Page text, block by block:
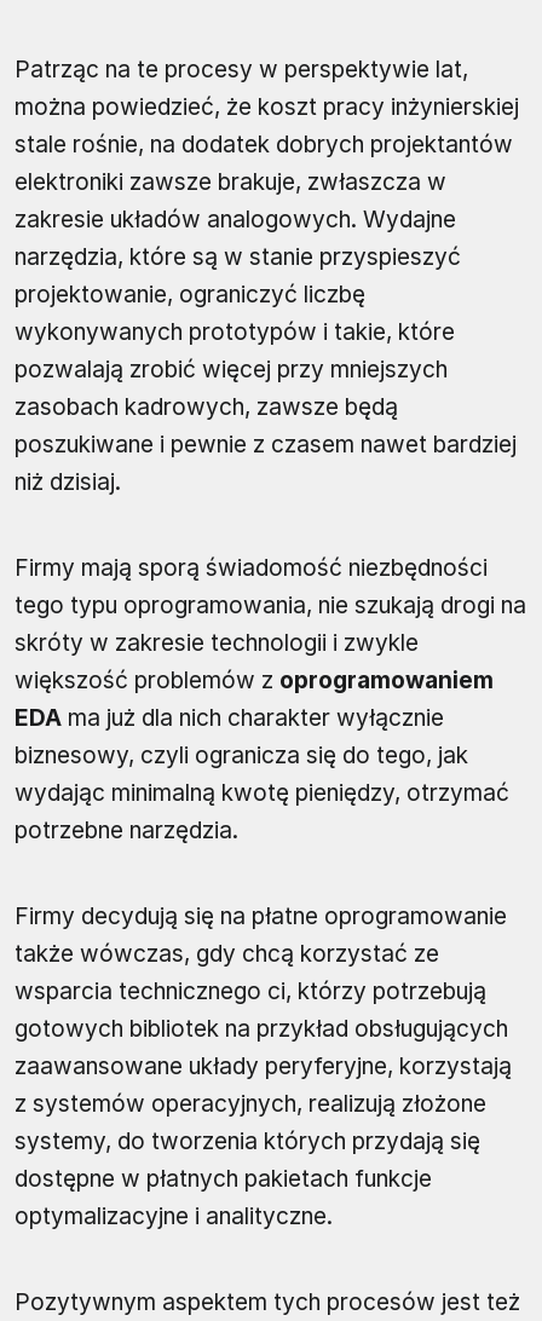
Patrząc na te procesy w perspektywie lat,
można powiedzieć, że koszt pracy inżynierskiej
stale rośnie, na dodatek dobrych projektantów
elektroniki zawsze brakuje, zwłaszcza w
zakresie układów analogowych. Wydajne
narzędzia, które są w stanie przyspieszyć
projektowanie, ograniczyć liczbę
wykonywanych prototypów i takie, które
pozwalają zrobić więcej przy mniejszych
zasobach kadrowych, zawsze będą
poszukiwane i pewnie z czasem nawet bardziej
niż dzisiaj.
Firmy mają sporą świadomość niezbędności
tego typu oprogramowania, nie szukają drogi na
skróty w zakresie technologii i zwykle
większość problemów z oprogramowaniem
EDA ma już dla nich charakter wyłącznie
biznesowy, czyli ogranicza się do tego, jak
wydając minimalną kwotę pieniędzy, otrzymać
potrzebne narzędzia.
Firmy decydują się na płatne oprogramowanie
także wówczas, gdy chcą korzystać ze
wsparcia technicznego ci, którzy potrzebują
gotowych bibliotek na przykład obsługujących
zaawansowane układy peryferyjne, korzystają
z systemów operacyjnych, realizują złożone
systemy, do tworzenia których przydają się
dostępne w płatnych pakietach funkcje
optymalizacyjne i analityczne.
Pozytywnym aspektem tych procesów jest też